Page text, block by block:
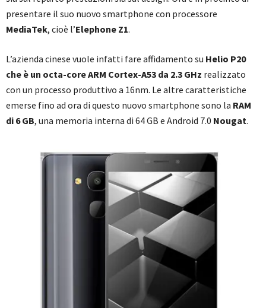
presentare il suo nuovo smartphone con processore
MediaTek, cioè l’Elephone Z1.
L’azienda cinese vuole infatti fare affidamento su Helio P20
che è un octa-core ARM Cortex-A53 da 2.3 GHz realizzato
con un processo produttivo a 16nm. Le altre caratteristiche
emerse fino ad ora di questo nuovo smartphone sono la RAM
di 6 GB, una memoria interna di 64 GB e Android 7.0 Nougat.